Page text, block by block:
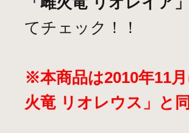
てチェック！！
※本商品は2010年11
火竜 リオレウス」と